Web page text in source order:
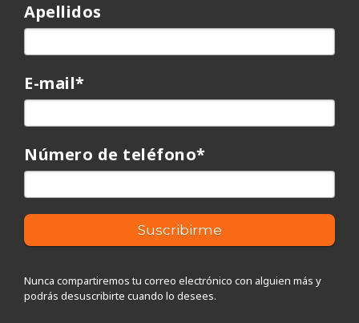
Apellidos
E-mail*
Número de teléfono*
Nunca compartiremos tu correo electrónico con alguien más y
podrás desuscribirte cuando lo desees.